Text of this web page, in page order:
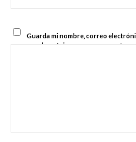
Guarda mi nombre, correo
para la próxima vez que comente.